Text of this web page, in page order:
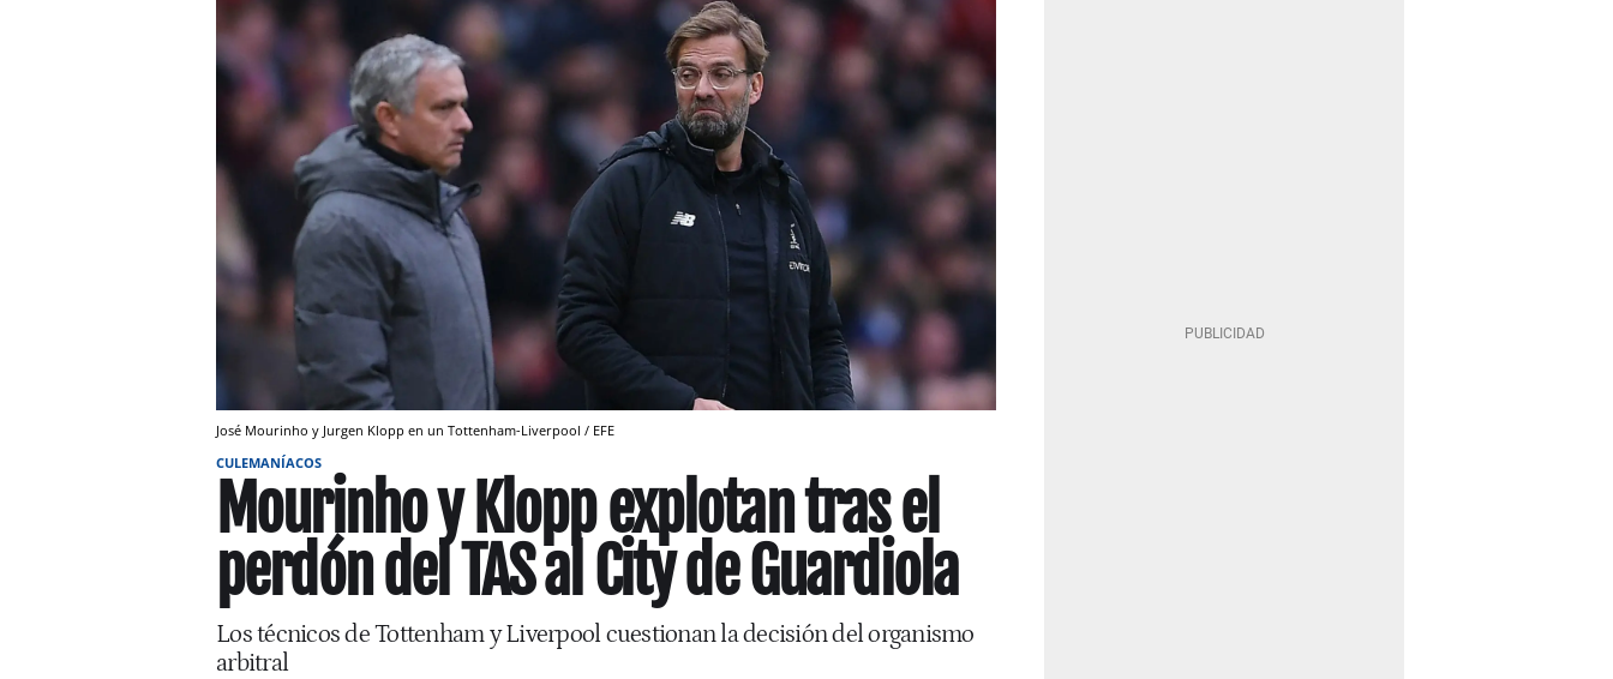
José Mourinho y Jurgen Klopp en un Tottenham-Liverpool / EFE
CULEMANÍACOS
Mourinho y Klopp explotan tras el
perdón del TAS al City de Guardiola
Los técnicos de Tottenham y Liverpool cuestionan la decisión del organismo
arbitral